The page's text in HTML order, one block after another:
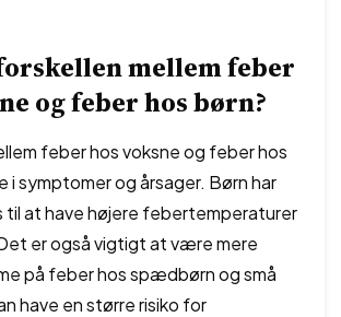
mellem feber
og feber hos børn?
feber hos voksne og feber hos
i symptomer og årsager. Børn har
at have højere febertemperaturer
er også vigtigt at være mere
på feber hos spædbørn og små
have en større risiko for